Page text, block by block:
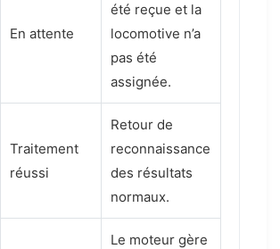
En attente
été reçue et la
locomotive n’a
pas été
assignée.
Traitement
réussi
Retour de
reconnaissance
des résultats
normaux.
Le moteur gère